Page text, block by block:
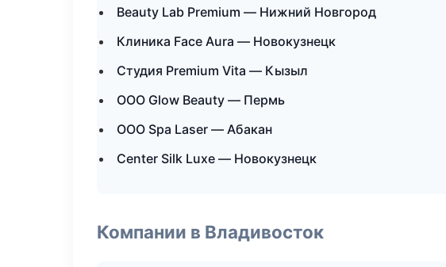
Beauty Lab Premium — Нижний Новгород
Клиника Face Aura — Новокузнецк
Студия Premium Vita — Кызыл
ООО Glow Beauty — Пермь
ООО Spa Laser — Абакан
Center Silk Luxe — Новокузнецк
Компании в Владивосток